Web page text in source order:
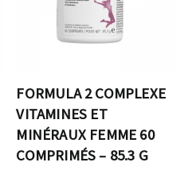
FORMULA 2 COMPLEXE
VITAMINES ET
MINÉRAUX FEMME 60
COMPRIMÉS – 85.3 G